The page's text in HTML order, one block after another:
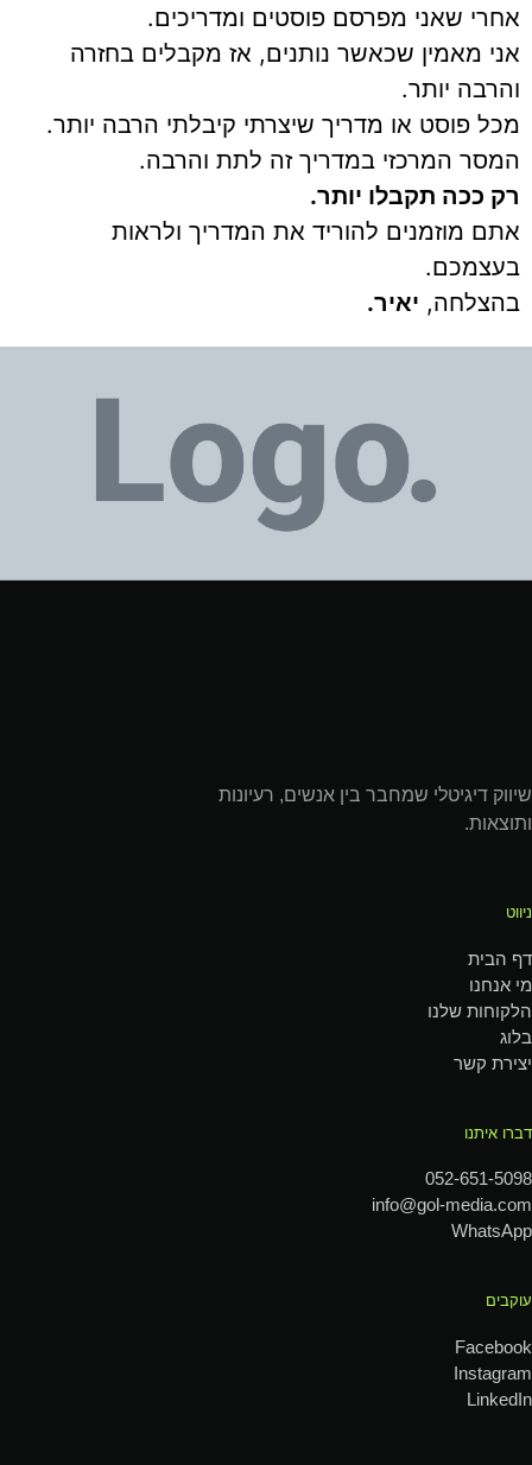
אחרי שאני מפרסם פוסטים ומדריכים.
אני מאמין שכאשר נותנים, אז מקבלים בחזרה
והרבה יותר.
מכל פוסט או מדריך שיצרתי קיבלתי הרבה יותר.
המסר המרכזי במדריך זה לתת והרבה.
רק ככה תקבלו יותר.
אתם מוזמנים להוריד את המדריך ולראות
בעצמכם.
בהצלחה, יאיר.
דיגיטלי שמחבר בין אנשים, רעיונות
הבית
אנחנו
שלנו
קשר
איתנו
052-651-
info@gol-